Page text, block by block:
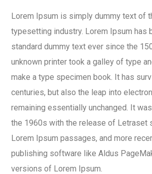
Lorem Ipsum is simply dummy text of
typesetting industry. Lorem Ipsum has
standard dummy text ever since the
unknown printer took a galley of type
make a type specimen book. It has
centuries, but also the leap into
remaining essentially unchanged. It
the 1960s with the release of Letraset
Lorem Ipsum passages, and more
publishing software like Aldus
versions of Lorem Ipsum.